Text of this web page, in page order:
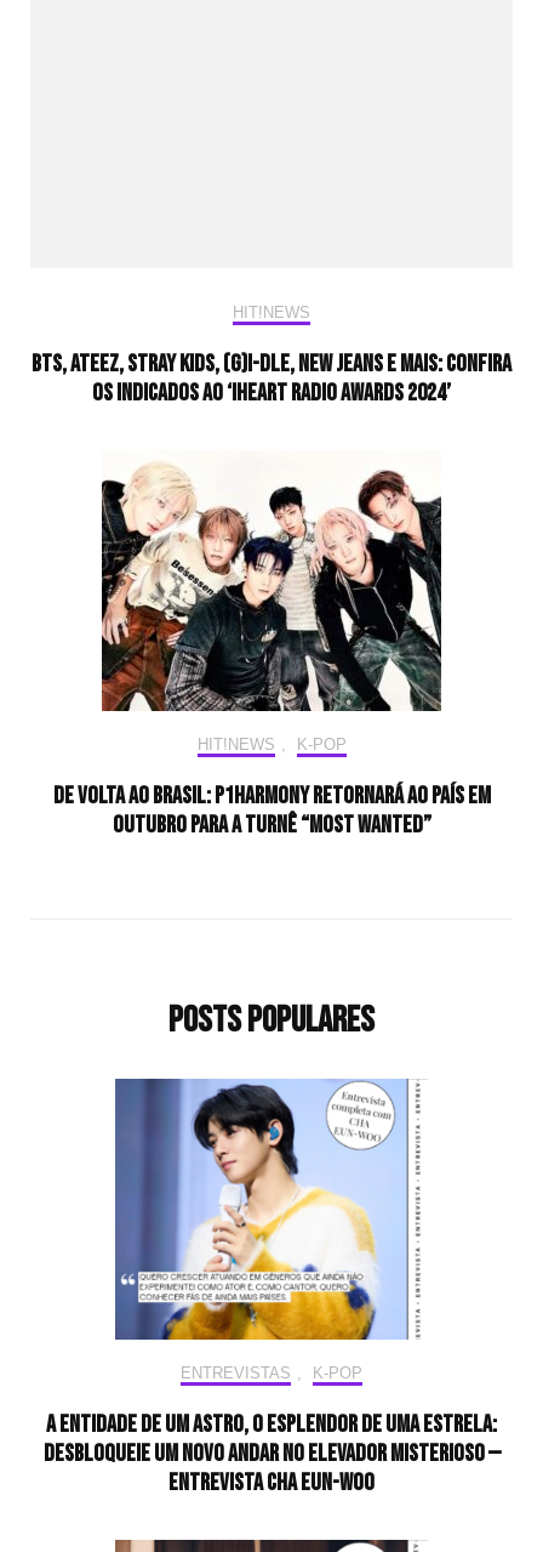
HIT!NEWS
BTS, ATEEZ, Stray Kids, (G)I-DLE, New Jeans e mais: Confira
os indicados ao ‘iHeart Radio Awards 2024’
HIT!NEWS K-POP
De volta ao Brasil: P1Harmony retornará ao país em
outubro para a turnê “MOST WANTED”
Posts populares
ENTREVISTAS K-POP
A entidade de um astro, o esplendor de uma estrela:
desbloqueie um novo andar no elevador misterioso —
Entrevista CHA EUN-WOO